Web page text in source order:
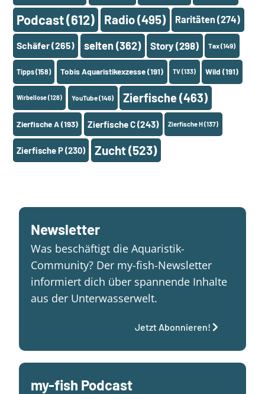
Podcast(612) Radio(495) Raritäten (274)
Schäfer(265) selten (362) Story (298) Tax(149)
Tipps(158) Tobis Aquaristikexzesse(191) TV(133) Wild (191)
Wirbellose(128) YouTube(146) Zierfische(463)
Zierfische A(193) Zierfische C(243) Zierfische H(137)
Zierfische P(230) Zucht(523)
Newsletter
Was beschäftigt die Aquaristik-
Community? Der my-fish-Newsletter
informiert dich über spannende Inhalte
aus der Unterwasserwelt.
Jetzt Abonnieren!
my-fish Podcast